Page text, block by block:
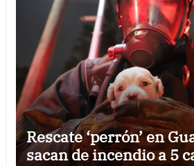
Rescate ‘perrón’ en
sacan de incendio a 5